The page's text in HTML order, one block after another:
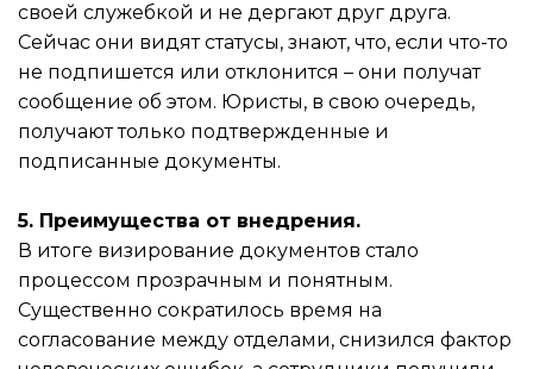
своей служебкой и не дергают друг друга.
Сейчас они видят статусы, знают, что, если что-то
не подпишется или отклонится – они получат
сообщение об этом. Юристы, в свою очередь,
получают только подтвержденные и
подписанные документы.
5. Преимущества от внедрения.
В итоге визирование документов стало
процессом прозрачным и понятным.
Существенно сократилось время на
согласование между отделами, снизился фактор